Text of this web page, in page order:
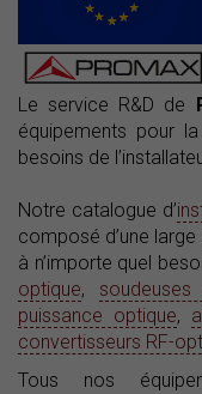
Le service R&D de
équipements pour
besoins de
Notre catalogue d’
composé d’une
à n’importe quel
optique,
puissance optique,
convertisseurs RF-
Tous nos